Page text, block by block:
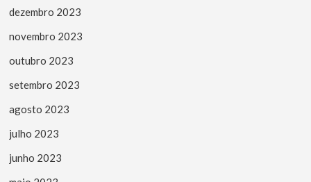
dezembro 2023
novembro 2023
outubro 2023
setembro 2023
agosto 2023
julho 2023
junho 2023